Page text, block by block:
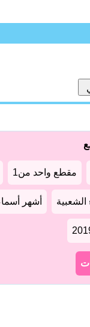
مقطع واحد من1
الشعبية أشهر أسماء